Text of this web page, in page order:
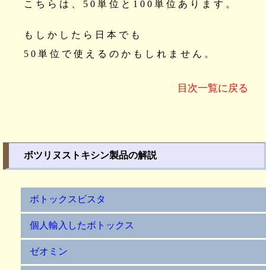
こちらは、50単位と100単位あります。
もしかしたら日本でも
50単位で使えるのかもしれません。
目次一覧に戻る
ボツリヌストキシン製品の解説
ボトックスビスタ
個人輸入したボトックス
ゼオミン